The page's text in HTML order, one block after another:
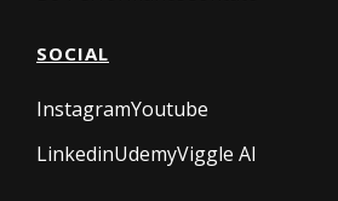
SOCIAL
InstagramYoutube
LinkedinUdemyViggle AI